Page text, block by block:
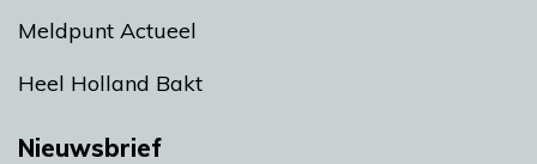
Meldpunt Actueel
Heel Holland Bakt
Nieuwsbrief